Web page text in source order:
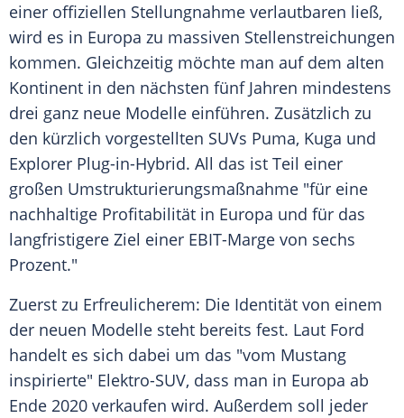
einer offiziellen Stellungnahme verlautbaren ließ,
wird es in Europa zu massiven Stellenstreichungen
kommen. Gleichzeitig möchte man auf dem alten
Kontinent in den nächsten fünf Jahren mindestens
drei ganz neue Modelle einführen. Zusätzlich zu
den kürzlich vorgestellten SUVs Puma, Kuga und
Explorer Plug-in-Hybrid. All das ist Teil einer
großen Umstrukturierungsmaßnahme "für eine
nachhaltige Profitabilität in Europa und für das
langfristigere Ziel einer EBIT-Marge von sechs
Prozent."
Zuerst zu Erfreulicherem: Die Identität von einem
der neuen Modelle steht bereits fest. Laut Ford
handelt es sich dabei um das "vom Mustang
inspirierte" Elektro-SUV, dass man in Europa ab
Ende 2020 verkaufen wird. Außerdem soll jeder